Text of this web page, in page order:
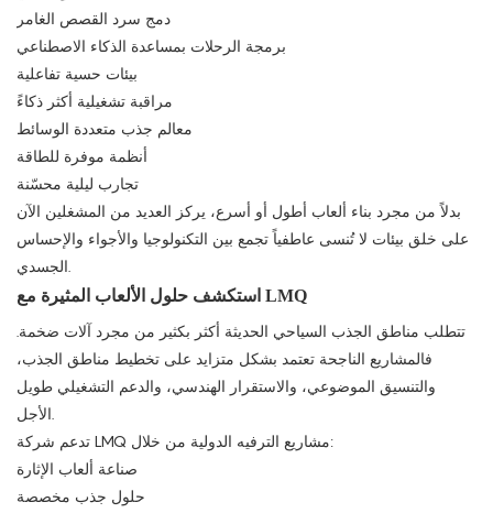
دمج سرد القصص الغامر
برمجة الرحلات بمساعدة الذكاء الاصطناعي
بيئات حسية تفاعلية
مراقبة تشغيلية أكثر ذكاءً
معالم جذب متعددة الوسائط
أنظمة موفرة للطاقة
تجارب ليلية محسّنة
بدلاً من مجرد بناء ألعاب أطول أو أسرع، يركز العديد من المشغلين الآن
على خلق بيئات لا تُنسى عاطفياً تجمع بين التكنولوجيا والأجواء والإحساس
استكشف حلول الألعاب المثيرة مع LMQ
تتطلب مناطق الجذب السياحي الحديثة أكثر بكثير من مجرد آلات ضخمة.
فالمشاريع الناجحة تعتمد بشكل متزايد على تخطيط مناطق الجذب،
والتنسيق الموضوعي، والاستقرار الهندسي، والدعم التشغيلي طويل
تدعم شركة LMQ مشاريع الترفيه الدولية من خلال:
صناعة ألعاب الإثارة
حلول جذب مخصصة